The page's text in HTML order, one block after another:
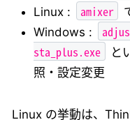
Linux :
amixer
Windows :
sta_plus.exe
と
照・設定変更
Linux の挙動は、